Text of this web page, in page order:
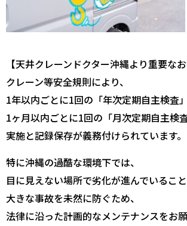
【天井クレーンドクター沖縄より重要なお
クレーン等安全規則により、
1年以内ごとに1回の「年次定期自主検査」
1ヶ月以内ごとに1回の「月次定期自主検
実施と記録保存が義務付けられています。
特に沖縄の過酷な環境下では、
目に見えない場所で劣化が進んでいること
大きな事故を未然に防ぐため、
法律に沿った計画的なメンテナンスをお